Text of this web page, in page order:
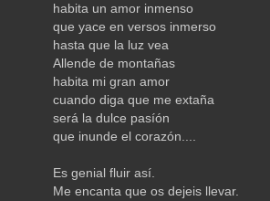
habita un amor inmenso
que yace en versos inmerso
hasta que la luz vea
Allende de montañas
habita mi gran amor
cuando diga que me extaña
será la dulce pasíón
que inunde el corazón....
Es genial fluir así.
Me encanta que os dejeis llevar.